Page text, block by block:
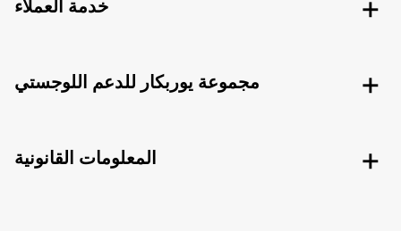
خدمة العملاء
مجموعة يوربكار للدعم اللوجستي
المعلومات القانونية